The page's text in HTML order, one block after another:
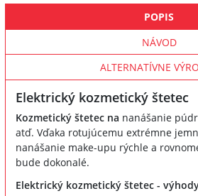
POPIS
NÁVOD
ALTERNATÍVNE
Elektrický kozmetický štetec
Kozmetický štetec na nanášanie
atď. Vďaka rotujúcemu extrémne
nanášanie make-upu rýchle a
bude dokonalé.
Elektrický kozmetický štetec -